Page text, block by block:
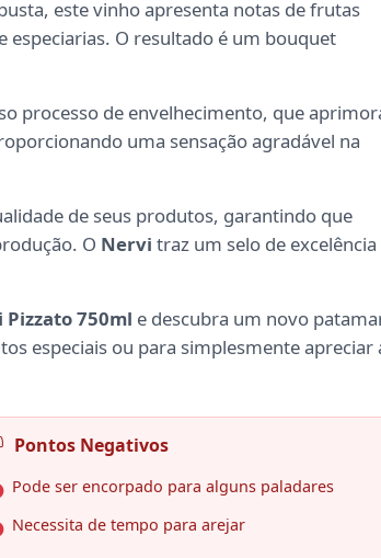
este vinho apresenta notas de frutas
especiarias. O resultado é um bouquet
processo de envelhecimento, que
uma sensação agradável na
de seus produtos, garantindo que
O Nervi traz um selo de excelência
750ml e descubra um novo
especiais ou para simplesmente apreciar
Pontos Negativos
Pode ser encorpado para alguns paladares
Necessita de tempo para arejar